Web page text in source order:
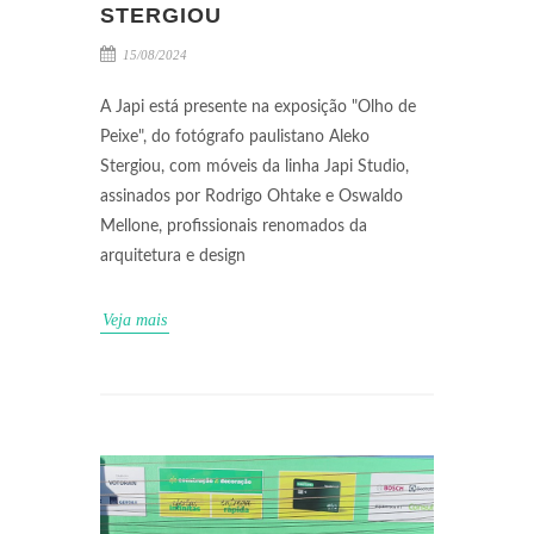
STERGIOU
15/08/2024
A Japi está presente na exposição "Olho de
Peixe", do fotógrafo paulistano Aleko
Stergiou, com móveis da linha Japi Studio,
assinados por Rodrigo Ohtake e Oswaldo
Mellone, profissionais renomados da
arquitetura e design
Veja mais